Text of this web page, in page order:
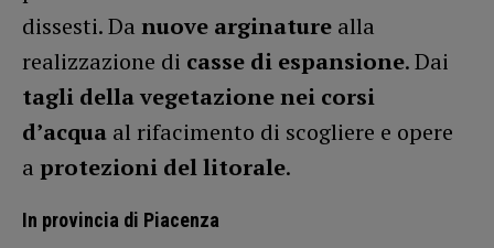
dissesti. Da nuove arginature alla
realizzazione di casse di espansione. Dai
tagli della vegetazionenei corsi
d’acqua al rifacimento di scogliere e opere
a protezioni del litorale.
In provincia di Piacenza